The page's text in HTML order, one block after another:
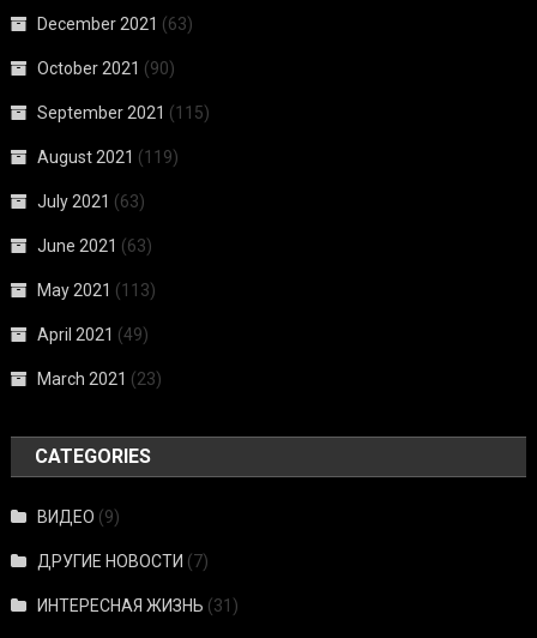
December 2021 (63)
October 2021 (90)
September 2021 (115)
August 2021 (119)
July 2021 (63)
June 2021 (63)
May 2021 (113)
April 2021 (49)
March 2021 (23)
CATEGORIES
ВИДЕО (9)
ДРУГИЕ НОВОСТИ (7)
ИНТЕРЕСНАЯ ЖИЗНЬ (31)